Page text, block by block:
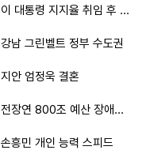
이 대통령 지지율 취임 후 최저
강남 그린벨트 정부 수도권
지안 엄정욱 결혼
전장연 800조 예산 장애인 권
손흥민 개인 능력 스피드